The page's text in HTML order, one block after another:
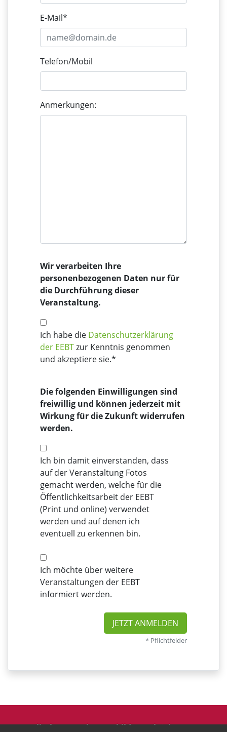
E-Mail*
Telefon/Mobil
Anmerkungen:
Wir verarbeiten Ihre
personenbezogenen Daten nur für
die Durchführung dieser
Veranstaltung.
Ich habe die Datenschutzerklärung
der EEBTzur Kenntnis genommen
und akzeptiere sie.*
Die folgenden Einwilligungen sind
freiwillig und können jederzeit mit
Wirkung für die Zukunft widerrufen
werden.
Ich bin damit einverstanden, dass
auf der Veranstaltung Fotos
gemacht werden, welche für die
Öffentlichkeitsarbeit der EEBT
(Print und online) verwendet
werden und auf denen ich
eventuell zu erkennen bin.
Ich möchte über weitere
Veranstaltungen der EEBT
informiert werden.
JETZT ANMELDEN
* Pflichtfelder
Evangelische Erwachsenenbildung Thüringen